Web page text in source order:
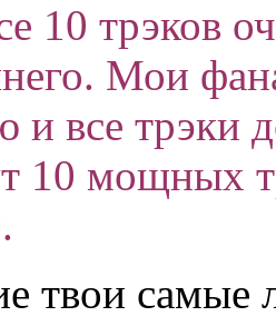
10 трэков
Мои
и все трэки
10 мощных
твои самые